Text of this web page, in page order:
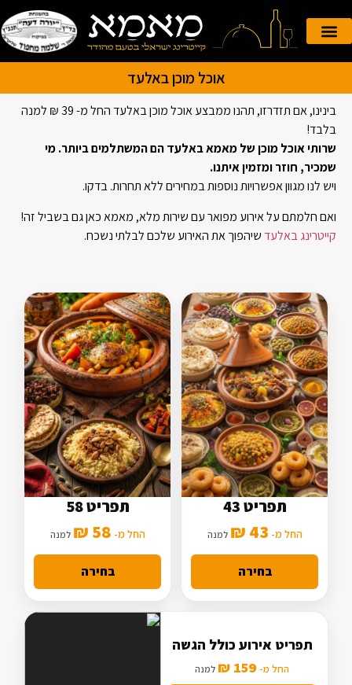
אוכל מוכן באלעד
בינינו, אם תזדרזו, תהנו ממבצע אוכל מוכן באלעד החל מ- 39 ₪ למנה
בלבד!
שרותי אוכל מוכן של מאמא באלעד הם המשתלמים ביותר. מי
שמכיר, חוזר ומזמין איתנו.
ויש לנו מגוון אפשרויות נוספות במחירים ללא תחרות. בדקו.
ואם חלמתם על אירוע מפואר עם שירות מלא, מאמא כאן גם בשביל זה!
קייטרינג באלעדשיהפוך את האירוע שלכם לבלתי נשכח.
2 תוספות
מנה עיקרית בסיסית
תפריט 43
החל מ- 43 ₪ למנה
בחירה
3 תוספות
מנה עיקרית מורחבת
תפריט 58
החל מ- 58 ₪ למנה
בחירה
תפריט אירוע כולל הגשה
החל מ- 159 ₪ למנה